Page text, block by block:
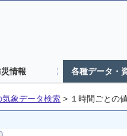
災情報 各種データ・
気象データ検索 > １時間ごとの